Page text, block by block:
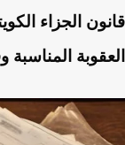
قانون الجزاء
العقوبة المناسبة